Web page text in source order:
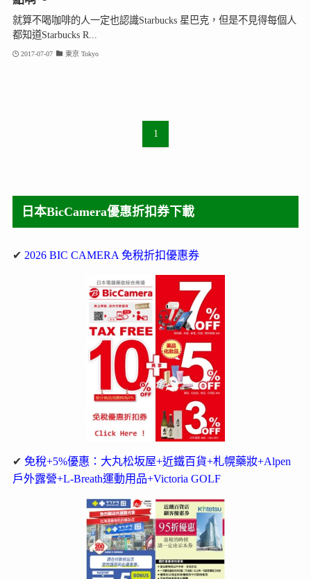
就算不喝咖啡的人一定也認識Starbucks 星巴克，但是不見得每個人
都知道Starbucks R...
2017-07-07 東京 Tokyo
1
日本BicCamera優惠折扣券下載
✔ 2026 BIC CAMERA 免稅折扣優惠券
✔ 免稅+5%優惠：大丸松坂屋+近鐵百貨+札幌藥妝+Alpen
戶外露營+L-Breath運動用品+Victoria GOLF